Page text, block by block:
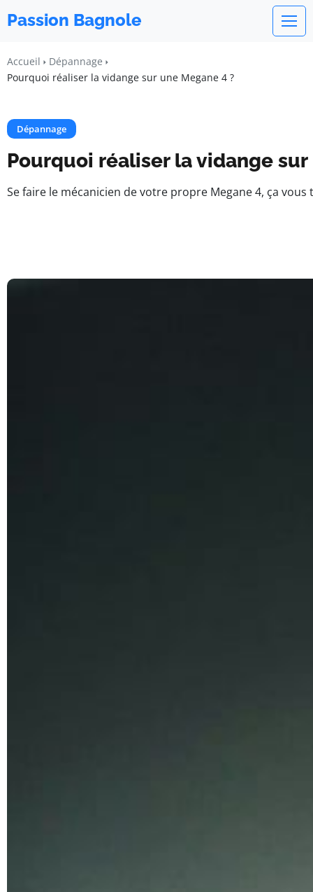
Passion Bagnole
Accueil
Dépannage
Pourquoi réaliser la vidange sur une Megane 4 ?
Dépannage
Pourquoi réaliser la vidange sur
Se faire le mécanicien de votre propre Megane 4, ça